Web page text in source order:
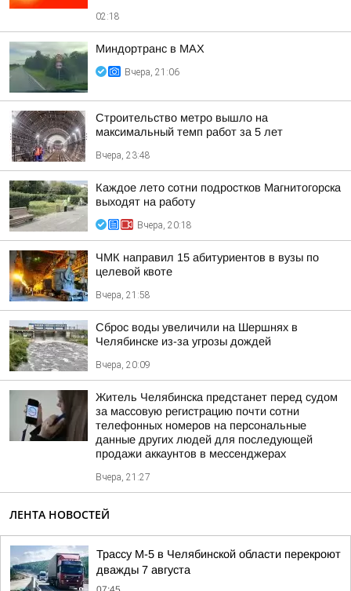
02:18
Миндортранс в MAX
Вчера, 21:06
Строительство метро вышло на
максимальный темп работ за 5 лет
Вчера, 23:48
Каждое лето сотни подростков Магнитогорска
выходят на работу
Вчера, 20:18
ЧМК направил 15 абитуриентов в вузы по
целевой квоте
Вчера, 21:58
Сброс воды увеличили на Шершнях в
Челябинске из-за угрозы дождей
Вчера, 20:09
Житель Челябинска предстанет перед судом
за массовую регистрацию почти сотни
телефонных номеров на персональные
данные других людей для последующей
продажи аккаунтов в мессенджерах
Вчера, 21:27
ЛЕНТА НОВОСТЕЙ
Трассу М-5 в Челябинской области перекроют
дважды 7 августа